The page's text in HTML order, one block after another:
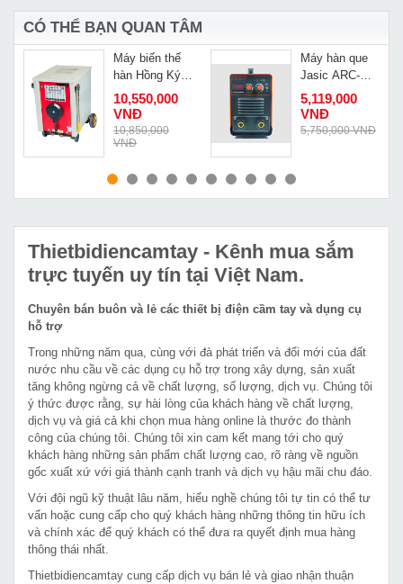
CÓ THỂ BẠN QUAN TÂM
MUA NGAY
Máy biến thế
hàn Hồng Ký
500A Đồng HK
500D
220V/380V
10,550,000
VNĐ
10,850,000
VNĐ
MUA NGAY
Máy hàn que
Jasic ARC-
250I
5,119,000
VNĐ
5,750,000 VNĐ
Thietbidiencamtay - Kênh mua sắm
trực tuyến uy tín tại Việt Nam.
Chuyên bán buôn và lẻ các thiết bị điện cầm tay và dụng cụ
hỗ trợ
Trong những năm qua, cùng với đà phát triển và đổi mới của đất
nước nhu cầu về các dụng cụ hỗ trợ trong xây dựng, sản xuất
tăng không ngừng cả về chất lượng, số lượng, dịch vụ. Chúng tôi
ý thức được rằng, sự hài lòng của khách hàng về chất lượng,
dịch vụ và giá cả khi chọn mua hàng online là thước đo thành
công của chúng tôi. Chúng tôi xin cam kết mang tới cho quý
khách hàng những sản phẩm chất lượng cao, rõ ràng về nguồn
gốc xuất xứ với giá thành cạnh tranh và dịch vụ hậu mãi chu đáo.
Với đội ngũ kỹ thuật lâu năm, hiểu nghề chúng tôi tự tin có thể tư
vấn hoặc cung cấp cho quý khách hàng những thông tin hữu ích
và chính xác để quý khách có thể đưa ra quyết định mua hàng
thông thái nhất.
Thietbidiencamtay cung cấp dịch vụ bán lẻ và giao nhận thuận